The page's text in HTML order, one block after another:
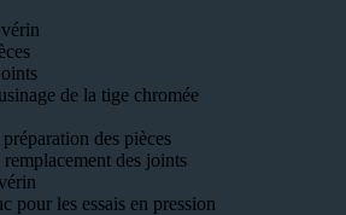
de la tige chromée
des pièces
des joints
pour les essais en pression